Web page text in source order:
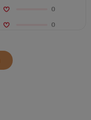
0
0